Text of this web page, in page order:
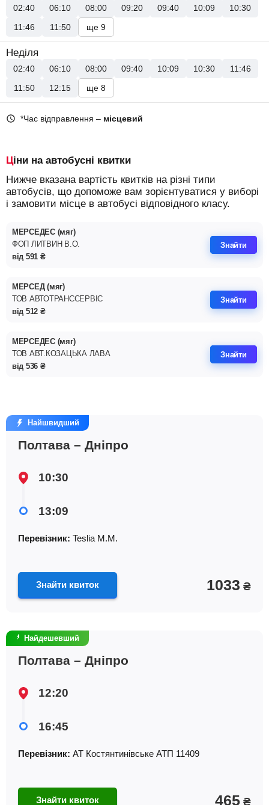
02:40 06:10 08:00 09:20 09:40 10:09
10:30
11:46
11:50 ще 9
Неділя
02:40 06:10 08:00 09:40 10:09 10:30
11:46
11:50
12:15 ще 8
*Час відправлення – місцевий
Ціни на автобусні квитки
Нижче вказана вартість квитків на різні типи
автобусів, що допоможе вам зорієнтуватися у виборі
і замовити місце в автобусі відповідного класу.
МЕРСЕДЕС (мяг)
ФОП ЛИТВИН В.О.
від 591 ₴
Знайти
МЕРСЕДЕС (мяг)
ТОВ АВТ.КОЗАЦЬКА ЛАВА
від 536 ₴
Знайти
МЕРСЕД (мяг)
ТОВ АВТОТРАНССЕРВIС
від 512 ₴
Знайти
Найшвидший
Полтава – Дніпро
10:30
13:09
Перевізник: Teslia M.M.
Знайти квиток 1033 ₴
Найдешевший
Полтава – Дніпро
12:20
16:45
Перевізник: АТ Костянтинiвське АТП 11409
Знайти квиток 465 ₴